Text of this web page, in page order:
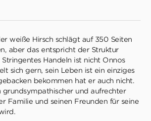
weiße Hirsch schlägt auf 350 Seiten
aber das entspricht der Struktur
Stringentes Handeln ist nicht Onnos
sich gern, sein Leben ist ein einziges
bekommen hat er auch nicht.
grundsympathischer und aufrechter
Familie und seinen Freunden für seine